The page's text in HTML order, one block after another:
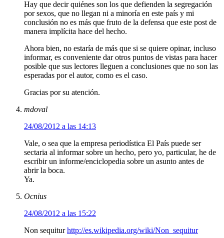
Hay que decir quiénes son los que defienden la segregación
por sexos, que no llegan ni a minoría en este país y mi
conclusión no es más que fruto de la defensa que este post de
manera implícita hace del hecho.
Ahora bien, no estaría de más que si se quiere opinar, incluso
informar, es conveniente dar otros puntos de vistas para hacer
posible que sus lectores lleguen a conclusiones que no son las
esperadas por el autor, como es el caso.
Gracias por su atención.
mdoval
24/08/2012 a las 14:13
Vale, o sea que la empresa periodística El País puede ser
sectaria al informar sobre un hecho, pero yo, particular, he de
escribir un informe/enciclopedia sobre un asunto antes de
abrir la boca.
Ya.
Ocnius
24/08/2012 a las 15:22
Non sequiturhttp://es.wikipedia.org/wiki/Non_sequitur